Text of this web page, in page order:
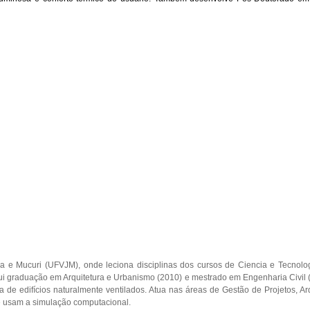
e Mucuri (UFVJM), onde leciona disciplinas dos cursos de Ciencia e
em Arquitetura e Urbanismo (2010) e mestrado em Engenharia
edifícios naturalmente ventilados. Atua nas áreas de Gestão de Projetos,
a simulação computacional.